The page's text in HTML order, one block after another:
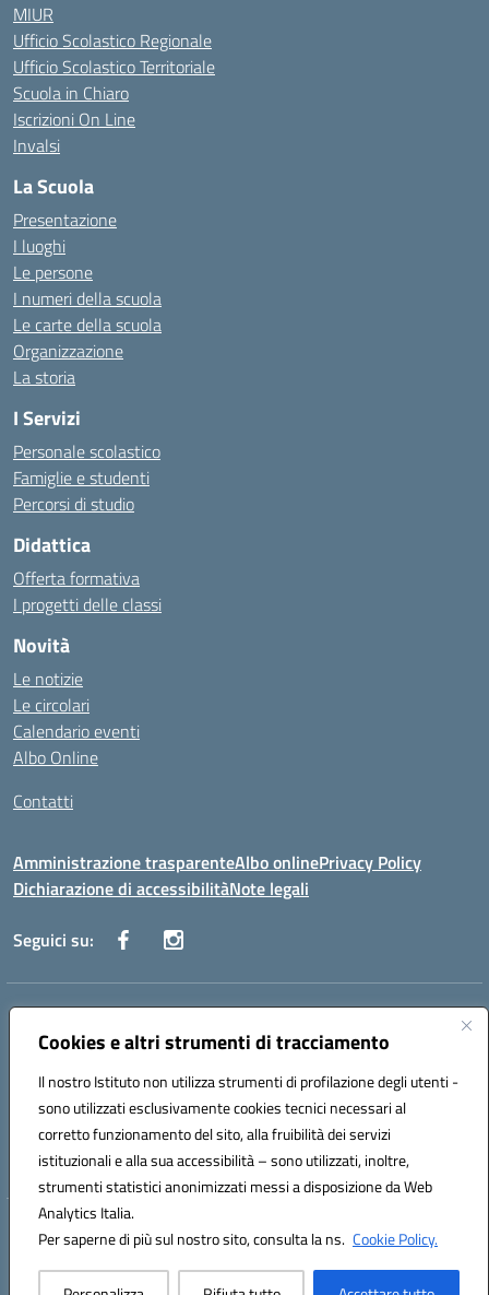
Cookies e altri strumenti di tracciamento
Il nostro Istituto non utilizza strumenti di profilazione degli utenti -
sono utilizzati esclusivamente cookies tecnici necessari al
corretto funzionamento del sito, alla fruibilità dei servizi
istituzionali e alla sua accessibilità – sono utilizzati, inoltre,
strumenti statistici anonimizzati messi a disposizione da Web
Analytics Italia.
Per saperne di più sul nostro sito, consulta la ns. Cookie Policy.
MIUR
Ufficio Scolastico Regionale
Ufficio Scolastico Territoriale
Scuola in Chiaro
Iscrizioni On Line
Invalsi
La Scuola
Presentazione
I luoghi
Le persone
I numeri della scuola
Le carte della scuola
Organizzazione
La storia
I Servizi
Personale scolastico
Famiglie e studenti
Percorsi di studio
Didattica
Offerta formativa
I progetti delle classi
Novità
Le notizie
Le circolari
Calendario eventi
Albo Online
Contatti
Amministrazione trasparenteAlbo onlinePrivacy Policy
Dichiarazione di accessibilitàNote legali
Seguici su:
Indirizzo:
Centralino:0881636571 Email:fgps040004@istruzione.it
Codice fiscale: 80031370713
Codice meccanografico:
FGPS040004
Codice Indice delle Pubbliche Amministrazioni (IPA): istsc_fgps040004
Hosting & Powered by 3D Solution S.r.l.
Concept & Design by Designers Italia